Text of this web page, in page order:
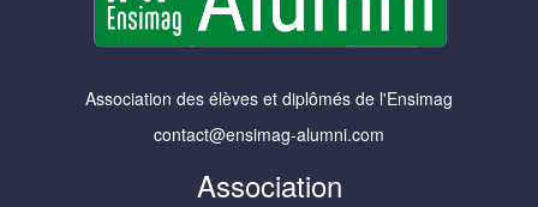
Association des élèves et diplômés de l'Ensimag
contact@ensimag-alumni.com
Association